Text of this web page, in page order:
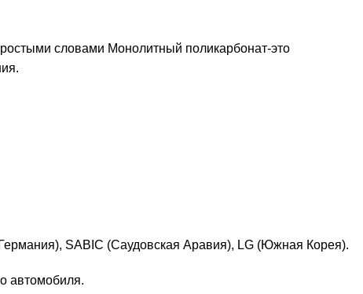
словами Монолитный поликарбонат-это
SABIC (Саудовская Аравия), LG (Южная Корея).
автомобиля.